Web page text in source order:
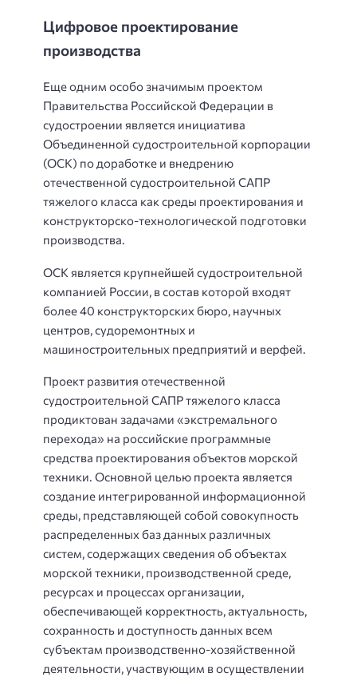
Цифровое проектирование
производства
Еще одним особо значимым проектом
Правительства Российской Федерации в
судостроении является инициатива
Объединенной судостроительной корпорации
(ОСК) по доработке и внедрению
отечественной судостроительной САПР
тяжелого класса как среды проектирования и
конструкторско-технологической подготовки
производства.
ОСК является крупнейшей судостроительной
компанией России, в состав которой входят
более 40 конструкторских бюро, научных
центров, судоремонтных и
машиностроительных предприятий и верфей.
Проект развития отечественной
судостроительной САПР тяжелого класса
продиктован задачами «экстремального
перехода» на российские программные
средства проектирования объектов морской
техники. Основной целью проекта является
создание интегрированной информационной
среды, представляющей собой совокупность
распределенных баз данных различных
систем, содержащих сведения об объектах
морской техники, производственной среде,
ресурсах и процессах организации,
обеспечивающей корректность, актуальность,
сохранность и доступность данных всем
субъектам производственно-хозяйственной
деятельности, участвующим в осуществлении